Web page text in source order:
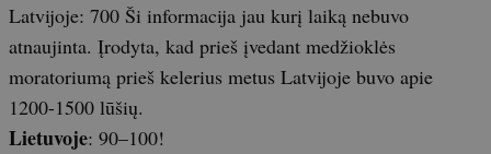
Latvijoje: 700 Ši informacija jau kurį laiką nebuvo
atnaujinta. Įrodyta, kad prieš įvedant medžioklės
moratoriumą prieš kelerius metus Latvijoje buvo apie
1200-1500 lūšių.
Lietuvoje: 90–100!